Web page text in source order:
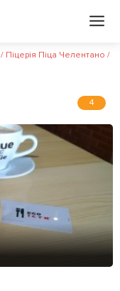
/ Піцерія Піца Челентано /
4